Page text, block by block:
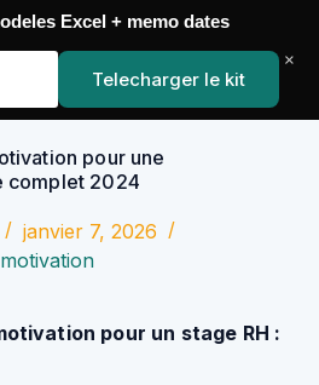
pour une
complet 2024
janvier 7, 2026
pour un stage RH :
Excel + memo dates
Telecharger le kit
×